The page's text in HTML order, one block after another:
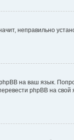
неправильно
на ваш язык.
phpBB на